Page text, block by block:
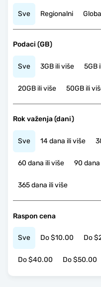
Sve Regionalni
Podaci (GB)
Sve 3GB ili više 5GB
20GB ili više 50GB ili
Rok važenja (dani)
Sve 14 dana ili više
60 dana ili više 90
365 dana ili više
Raspon cena
Sve Do $10.00 Do
Do $40.00 Do $50.00